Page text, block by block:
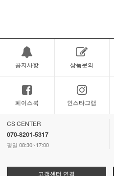
공지사항 상품문의
페이스북 인스타그램
CS CENTER
070-8201-5317
평일 08:30~17:00
고객센터 연결